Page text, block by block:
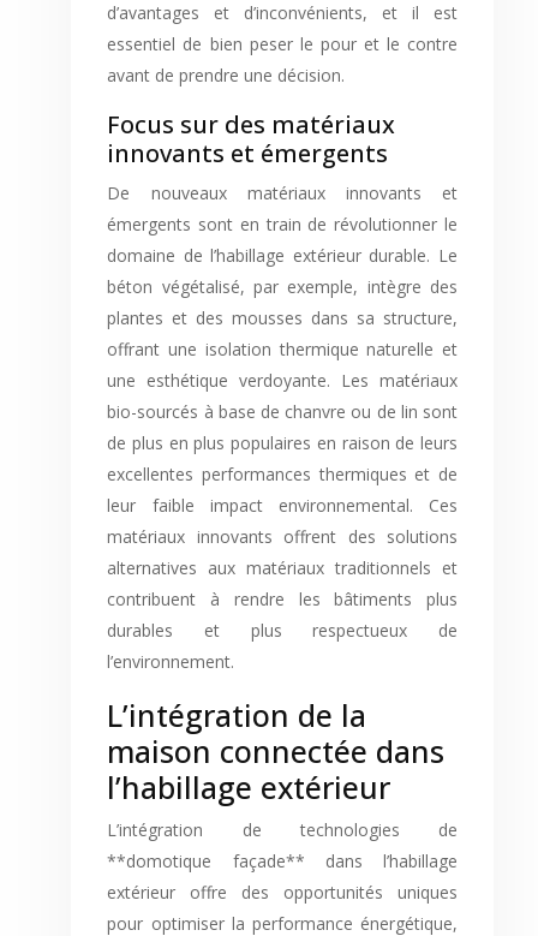
d’avantages et d’inconvénients, et il est
essentiel de bien peser le pour et le contre
avant de prendre une décision.
Focus sur des matériaux
innovants et émergents
De nouveaux matériaux innovants et
émergents sont en train de révolutionner le
domaine de l’habillage extérieur durable. Le
béton végétalisé, par exemple, intègre des
plantes et des mousses dans sa structure,
offrant une isolation thermique naturelle et
une esthétique verdoyante. Les matériaux
bio-sourcés à base de chanvre ou de lin sont
de plus en plus populaires en raison de leurs
excellentes performances thermiques et de
leur faible impact environnemental. Ces
matériaux innovants offrent des solutions
alternatives aux matériaux traditionnels et
contribuent à rendre les bâtiments plus
durables et plus respectueux de
l’environnement.
L’intégration de la
maison connectée dans
l’habillage extérieur
L’intégration de technologies de
**domotique façade** dans l’habillage
extérieur offre des opportunités uniques
pour optimiser la performance énergétique,